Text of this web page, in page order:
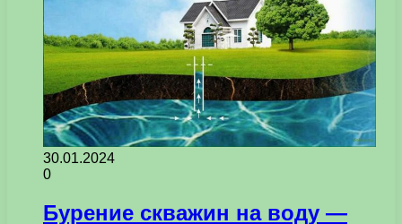
30.01.2024
0
Бурение скважин на воду —